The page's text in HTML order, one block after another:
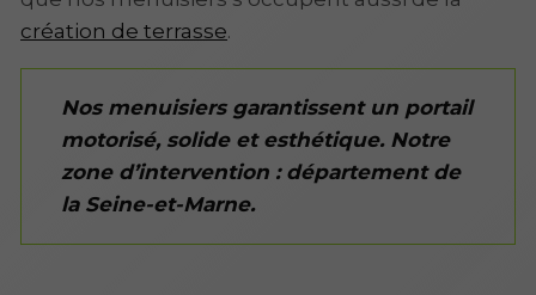
création de terrasse.
Nos menuisiers garantissent un portail
motorisé, solide et esthétique. Notre
zone d’intervention : département de
la Seine-et-Marne.